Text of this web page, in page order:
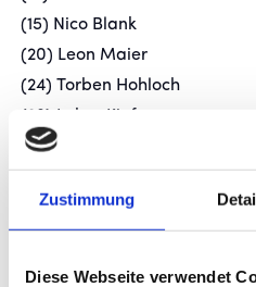
Zustimmung
Diese Webseite verwendet
(15) Nico Blank
(20) Leon Maier
(24) Torben Hohloch
Angriff:
(7) Loris Maier
(10) Kevin Dicklhuber